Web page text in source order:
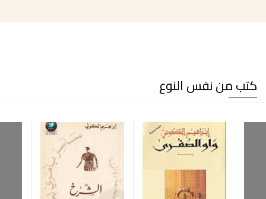
كتب من نفس النوع